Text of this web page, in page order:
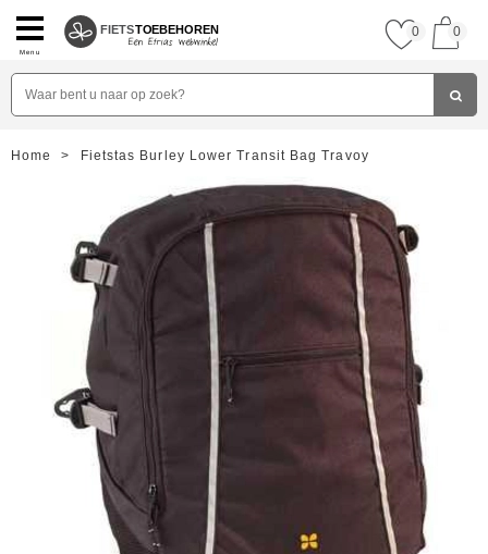
Menu
FIETSTOEBEHOREN 0 0
Home > Fietstas Burley Lower Transit Bag Travoy